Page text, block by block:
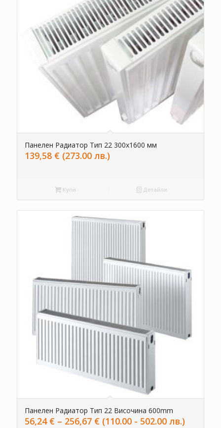
Панелен Радиатор Тип 22 300х1600 мм
139,58 € (273.00 лв.)
Купи Детайли
Панелен Радиатор Тип 22 Височина 600mm
56,24 € – 256,67 €Price
(110.00 - 502.00 лв.)